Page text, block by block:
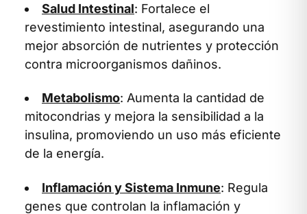
Salud Intestinal: Fortalece el
revestimiento intestinal, asegurando una
mejor absorción de nutrientes y protección
contra microorganismos dañinos.
Metabolismo: Aumenta la cantidad de
mitocondrias y mejora la sensibilidad a la
insulina, promoviendo un uso más eficiente
de la energía.
Inflamación y Sistema Inmune: Regula
genes que controlan la inflamación y